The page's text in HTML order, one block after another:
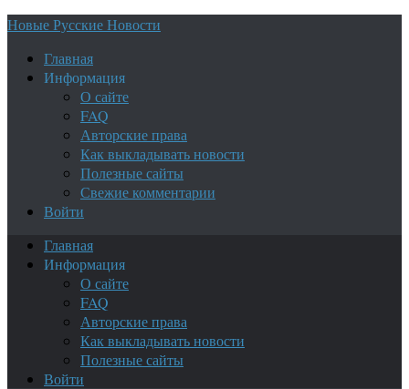
Новые Русские Новости
Главная
Информация
О сайте
FAQ
Авторские права
Как выкладывать новости
Полезные сайты
Свежие комментарии
Войти
Главная
Информация
О сайте
FAQ
Авторские права
Как выкладывать новости
Полезные сайты
Войти